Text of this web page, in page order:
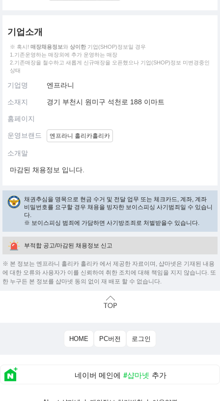
기업소개
※ 혹시! 매장채용정보와 상이한 기업(SHOP)정보일 경우
1.기존운영하는 매장외에 추가 운영하는 매장
2.기존매장을 철수하고 새롭게 신규매장을 오픈했으나 기업(SHOP)정보 미변경중인
상태
기업명 엔프라니
소재지 경기 부천시 원미구 석천로 188 이마트
홈페이지
운영브랜드 엔프라니 홀리카홀리카
소개말
마감된 채용정보 입니다.
채권추심을 명목으로 현금 수거 및 전달 업무 또는 체크카드, 계좌, 계좌
비밀번호를 요구할 경우 채용을 빙자한 보이스피싱 사기범죄일 수 있습니
다.
※ 보이스피싱 범죄에 가담하면 사기방조죄로 처벌받을수 있습니다.
부적합 공고/마감된 채용정보 신고
※ 본 정보는 엔프라니 홀리카 홀리카 에서 제공한 자료이며, 샵마넷은 기재된 내용
에 대한 오류와 사용자가 이를 신뢰하여 취한 조치에 대해 책임을 지지 않습니다. 또
한 누구든 본 정보를 샵마넷 동의 없이 재 배포 할 수 없습니다.
HOME PC버전 로그인
네이버 메인에 #샵마넷 추가